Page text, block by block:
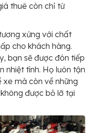
thuê còn chỉ từ
xứng với chất
cho khách hàng.
bạn sẽ được đón tiếp
nhiệt tình. Họ luôn tận
mà còn về những
được bỏ lỡ tại